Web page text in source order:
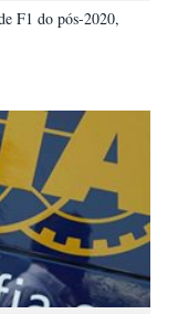
F1 do pós-2020,